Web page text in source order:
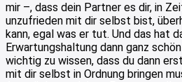
mir –, dass dein Partner es dir, in
unzufrieden mit dir selbst bist,
kann, egal was er tut. Und das hat
Erwartungshaltung dann ganz
wichtig zu wissen, dass du dann
mit dir selbst in Ordnung bringen